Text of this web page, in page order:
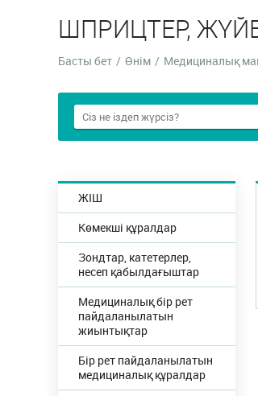
ШПРИЦТЕР,
Басты бет / Өнім / Медициналық
ЖІШ
Көмекші құралдар
Зондтар, катетерлер,
несеп қабылдағыштар
Медициналық бір рет
пайдаланылатын
жиынтықтар
Бір рет пайдаланылатын
медициналық құралдар